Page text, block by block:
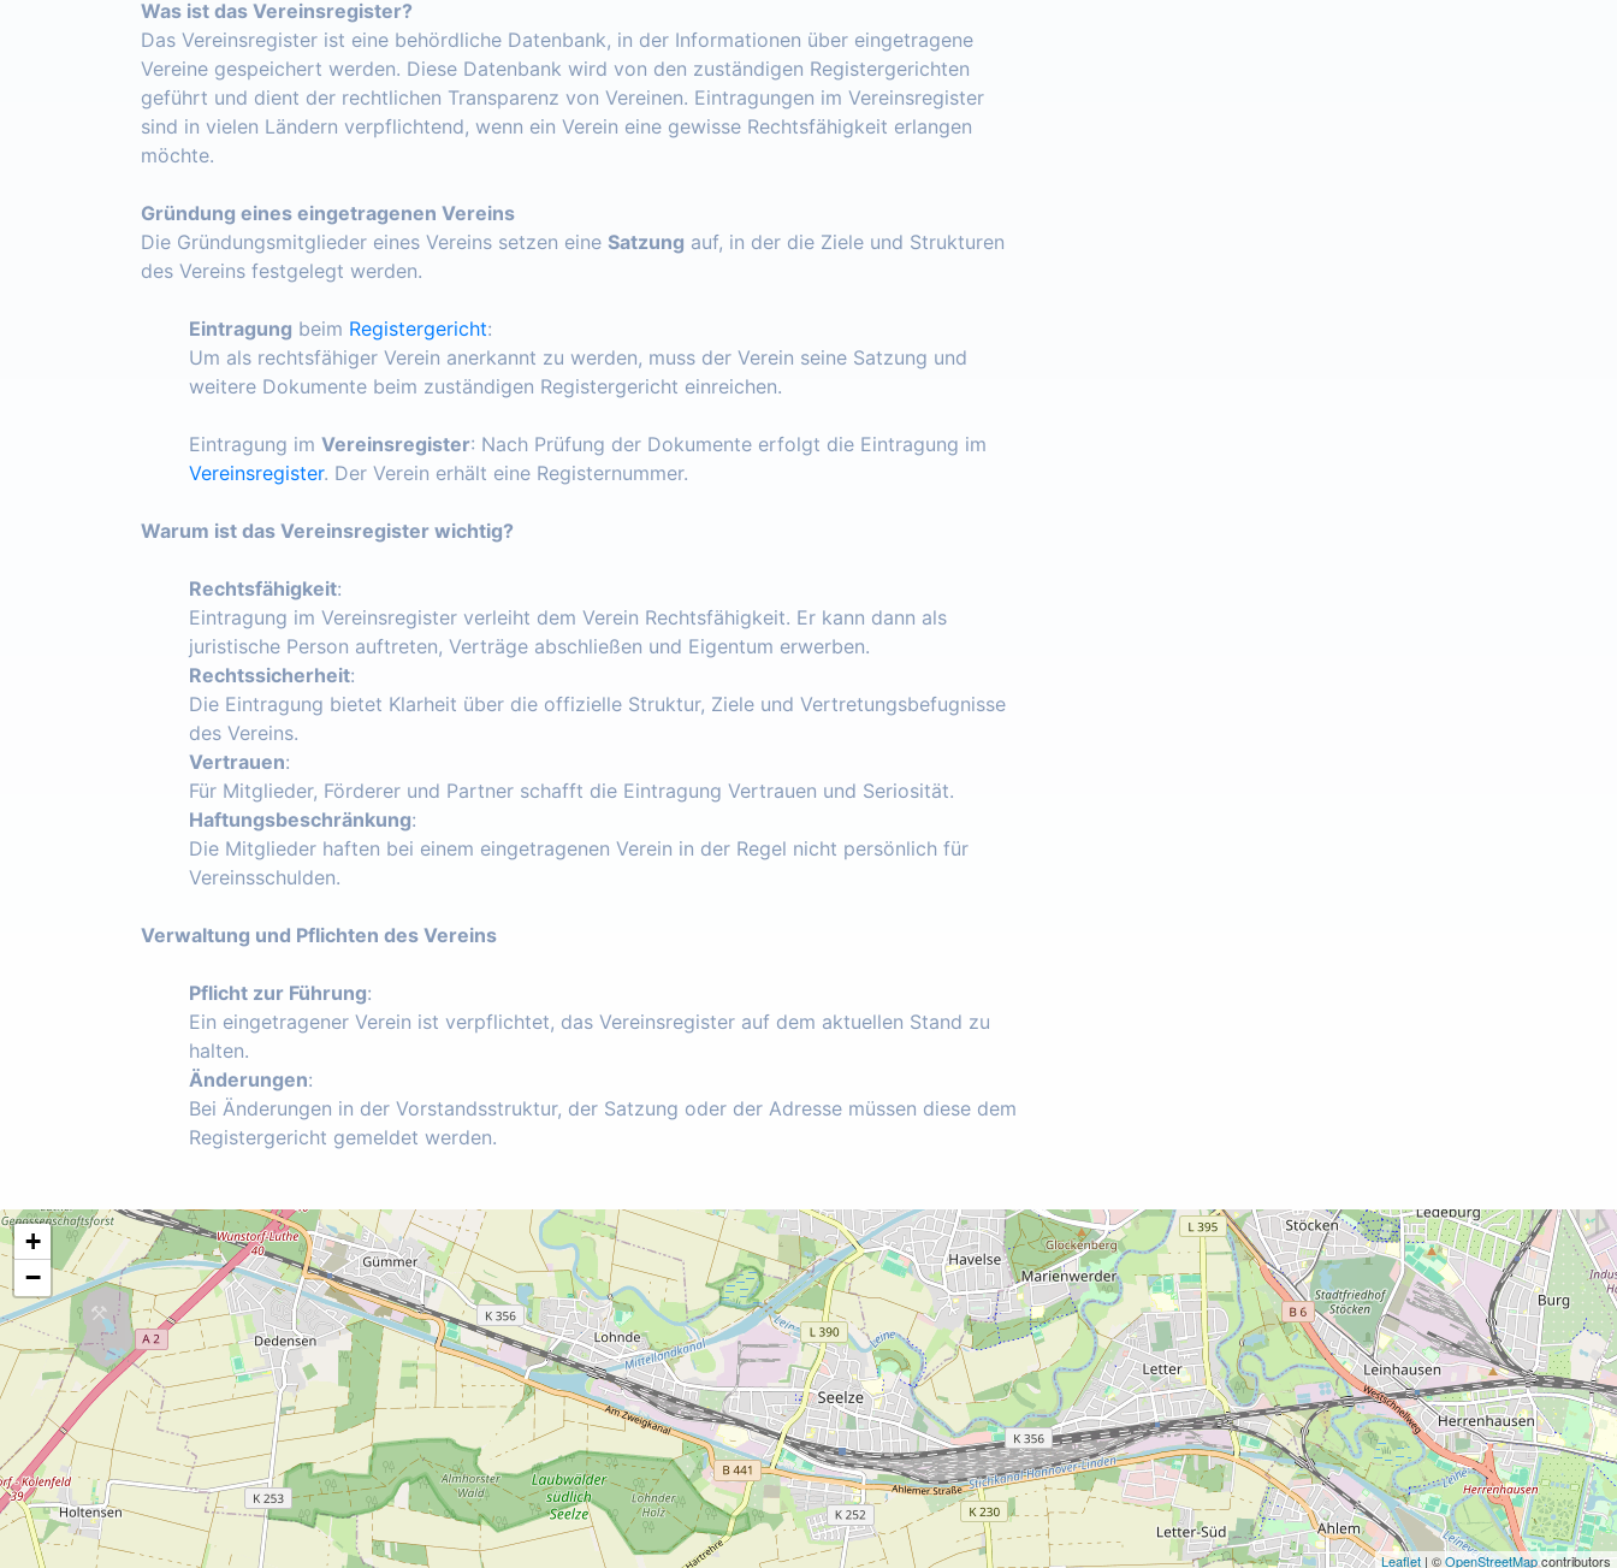
Was ist das Vereinsregister?
Das Vereinsregister ist eine behördliche Datenbank, in der Informationen über eingetragene
Vereine gespeichert werden. Diese Datenbank wird von den zuständigen Registergerichten
geführt und dient der rechtlichen Transparenz von Vereinen. Eintragungen im Vereinsregister
sind in vielen Ländern verpflichtend, wenn ein Verein eine gewisse Rechtsfähigkeit erlangen
möchte.
Gründung eines eingetragenen Vereins
Die Gründungsmitglieder eines Vereins setzen eine Satzung auf, in der die Ziele und Strukturen
des Vereins festgelegt werden.
Eintragung beim Registergericht:
Um als rechtsfähiger Verein anerkannt zu werden, muss der Verein seine Satzung und
weitere Dokumente beim zuständigen Registergericht einreichen.
Eintragung im Vereinsregister: Nach Prüfung der Dokumente erfolgt die Eintragung im
Vereinsregister. Der Verein erhält eine Registernummer.
Warum ist das Vereinsregister wichtig?
Rechtsfähigkeit:
Eintragung im Vereinsregister verleiht dem Verein Rechtsfähigkeit. Er kann dann als
juristische Person auftreten, Verträge abschließen und Eigentum erwerben.
Rechtssicherheit:
Die Eintragung bietet Klarheit über die offizielle Struktur, Ziele und Vertretungsbefugnisse
des Vereins.
Vertrauen:
Für Mitglieder, Förderer und Partner schafft die Eintragung Vertrauen und Seriosität.
Haftungsbeschränkung:
Die Mitglieder haften bei einem eingetragenen Verein in der Regel nicht persönlich für
Vereinsschulden.
Verwaltung und Pflichten des Vereins
Pflicht zur Führung:
Ein eingetragener Verein ist verpflichtet, das Vereinsregister auf dem aktuellen Stand zu
halten.
Änderungen:
Bei Änderungen in der Vorstandsstruktur, der Satzung oder der Adresse müssen diese dem
Registergericht gemeldet werden.
+
−
Leaflet | ©OpenStreetMapcontributors